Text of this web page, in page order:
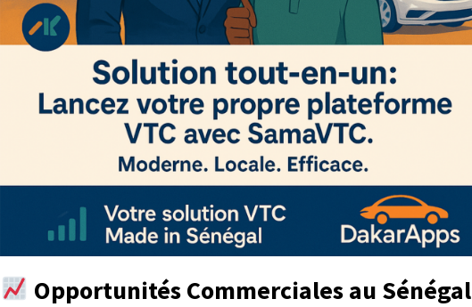
Opportunités Commerciales au Sénégal